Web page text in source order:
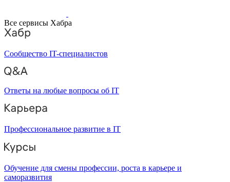
Все сервисы Хабра
Сообщество IT-специалистов
Ответы на любые вопросы об IT
Профессиональное развитие в IT
Обучение для смены профессии, роста в карьере и
саморазвития